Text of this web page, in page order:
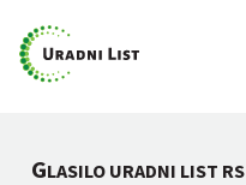
GLASILO URADNI LIST RS